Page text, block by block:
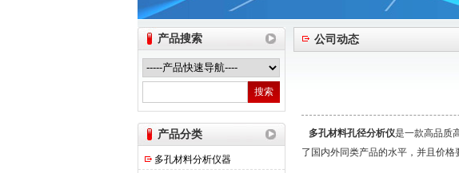
南京高谦功能材料科技有限公司
产品搜索
产品分类
多孔材料分析仪器
公司动态
多孔材料孔径分析仪是一款高品质
了国内外同类产品的水平，并且价格